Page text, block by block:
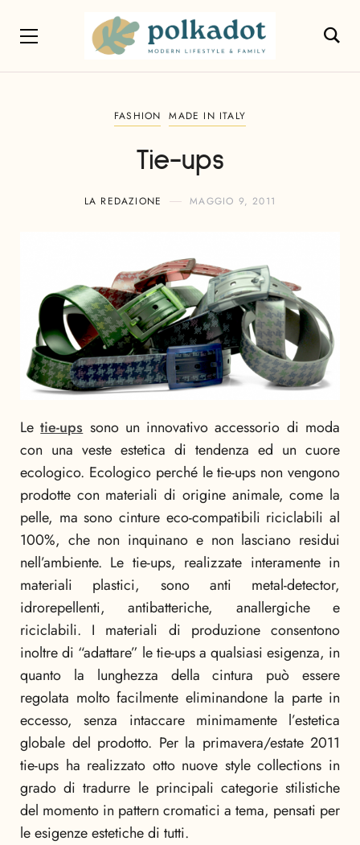
FASHION MADE IN ITALY
Tie-ups
LA REDAZIONE MAGGIO 9, 2011
Letie-upssono un innovativo accessorio di moda
con una veste estetica di tendenza ed un cuore
ecologico. Ecologico perché le tie-ups non vengono
prodotte con materiali di origine animale, come la
pelle, ma sono cinture eco-compatibili riciclabili al
100%, che non inquinano e non lasciano residui
nell’ambiente. Le tie-ups, realizzate interamente in
materiali plastici, sono anti metal-detector,
idrorepellenti, antibatteriche, anallergiche e
riciclabili. I materiali di produzione consentono
inoltre di “adattare” le tie-ups a qualsiasi esigenza, in
quanto la lunghezza della cintura può essere
regolata molto facilmente eliminandone la parte in
eccesso, senza intaccare minimamente l’estetica
globale del prodotto. Per la primavera/estate 2011
tie-ups ha realizzato otto nuove style collections in
grado di tradurre le principali categorie stilistiche
del momento in pattern cromatici a tema, pensati per
le esigenze estetiche di tutti.